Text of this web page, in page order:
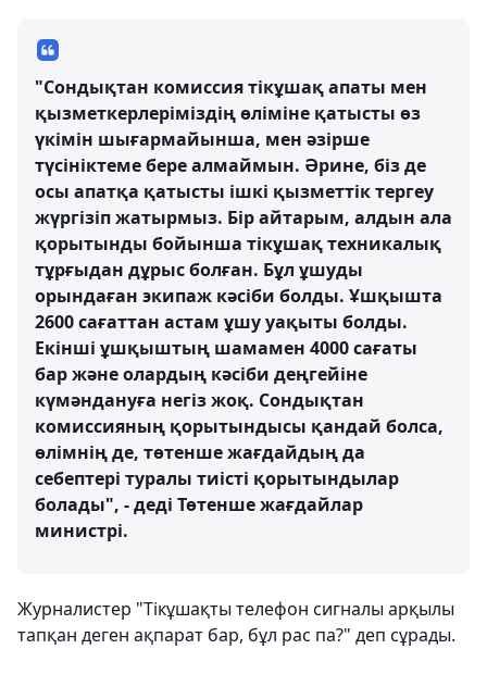
"Сондықтан комиссия тікұшақ апаты мен
қызметкерлеріміздің өліміне қатысты өз
үкімін шығармайынша, мен әзірше
түсініктеме бере алмаймын. Әрине, біз де
осы апатқа қатысты ішкі қызметтік тергеу
жүргізіп жатырмыз. Бір айтарым, алдын ала
қорытынды бойынша тікұшақ техникалық
тұрғыдан дұрыс болған. Бұл ұшуды
орындаған экипаж кәсіби болды. Ұшқышта
2600 сағаттан астам ұшу уақыты болды.
Екінші ұшқыштың шамамен 4000 сағаты
бар және олардың кәсіби деңгейіне
күмәндануға негіз жоқ. Сондықтан
комиссияның қорытындысы қандай болса,
өлімнің де, төтенше жағдайдың да
себептері туралы тиісті қорытындылар
болады", - деді Төтенше жағдайлар
министрі.
Журналистер "Тікұшақты телефон сигналы арқылы
тапқан деген ақпарат бар, бұл рас па?" деп сұрады.